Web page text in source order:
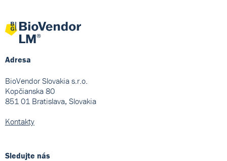
Adresa
BioVendor Slovakia s.r.o.
Kopčianska 80
851 01 Bratislava, Slovakia
Kontakty
Sledujte nás